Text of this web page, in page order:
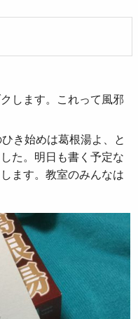
します。これって風邪
ひき始めは葛根湯よ、と
た。明日も書く予定な
ます。教室のみんなは